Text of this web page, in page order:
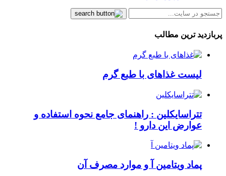
پربازدید ترین مطالب
لیست غذاهای با طبع گرم
تتراسایکلین : راهنمای جامع نحوه استفاده و
عوارض این دارو !
پماد ویتامین آ و موارد مصرف آن